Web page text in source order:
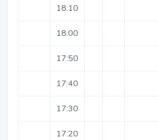
18:10
18:00
17:50
17:40
17:30
17:20